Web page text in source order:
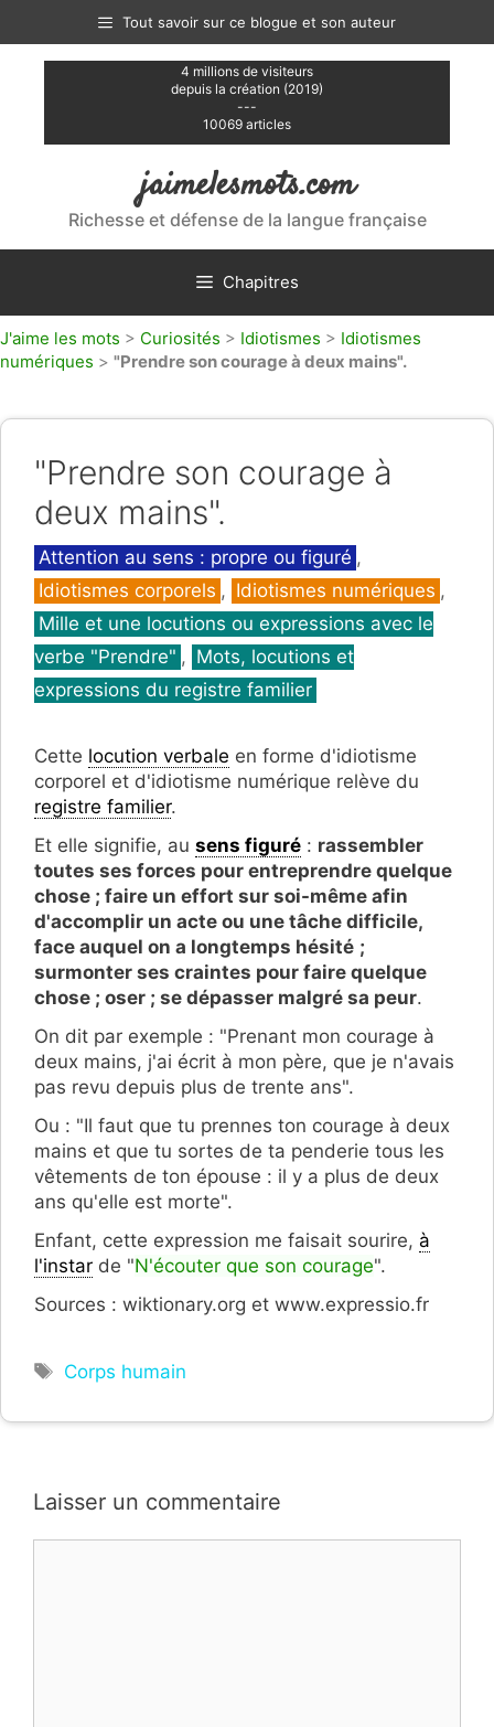
contenu
Tout savoir sur ce blogue et son auteur
4 millions de visiteurs
depuis la création (2019)
---
10069 articles
jaimelesmots.com
Richesse et défense de la langue française
Chapitres
J'aime les mots > Curiosités > Idiotismes > Idiotismes
numériques > "Prendre son courage à deux mains".
"Prendre son courage à
deux mains".
Catégories
Attention au sens : propre ou figuré ,
Idiotismes corporels , Idiotismes numériques ,
Mille et une locutions ou expressions avec le
verbe "Prendre" , Mots, locutions et
expressions du registre familier
Cette locution verbale en forme d'idiotisme
corporel et d'idiotisme numérique relève du
registre familier.
Et elle signifie, au sens figuré : rassembler
toutes ses forces pour entreprendre quelque
chose ; faire un effort sur soi-même afin
d'accomplir un acte ou une tâche difficile,
face auquel on a longtemps hésité ;
surmonter ses craintes pour faire quelque
chose ; oser ; se dépasser malgré sa peur.
On dit par exemple : "Prenant mon courage à
deux mains, j'ai écrit à mon père, que je n'avais
pas revu depuis plus de trente ans".
Ou : "Il faut que tu prennes ton courage à deux
mains et que tu sortes de ta penderie tous les
vêtements de ton épouse : il y a plus de deux
ans qu'elle est morte".
Enfant, cette expression me faisait sourire, à
l'instar de "N'écouter que son courage".
Sources : wiktionary.org et www.expressio.fr
Étiquettes
Corps humain
Laisser un commentaire